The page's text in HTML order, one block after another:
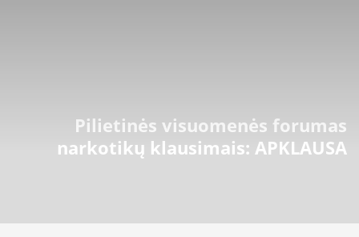
Pilietinės visuomenės forumas
narkotikų klausimais: APKLAUSA